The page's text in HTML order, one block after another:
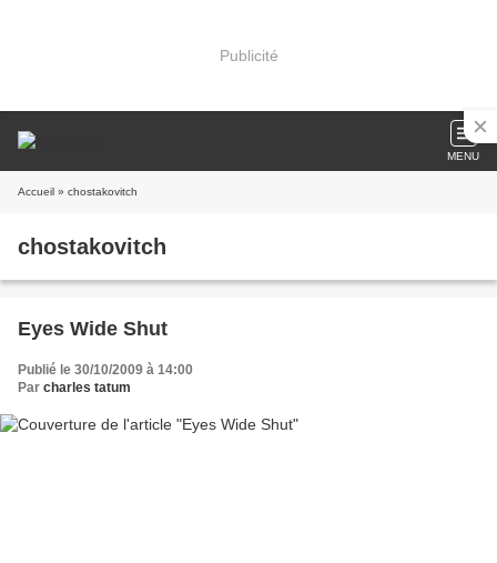
Publicité
MENU
Accueil » chostakovitch
chostakovitch
Eyes Wide Shut
Publié le 30/10/2009 à 14:00
Par charles tatum